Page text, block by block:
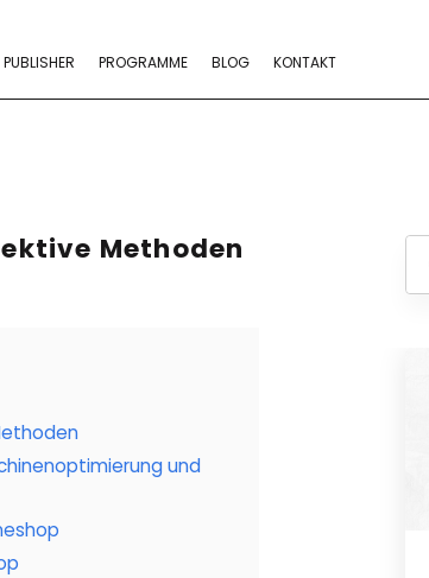
PUBLISHER PROGRAMME BLOG KONTAKT
Methoden
und